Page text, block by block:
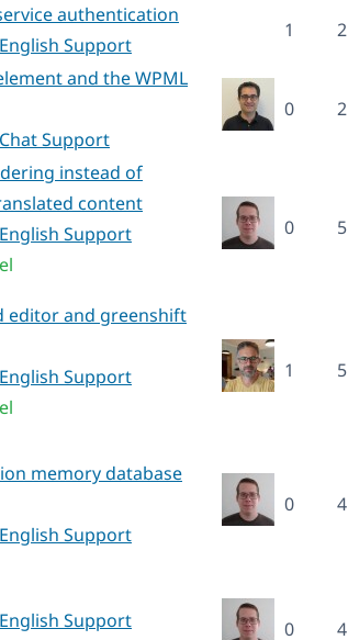
authentication
English Support
1 2
and the WPML
Chat Support
0 2
instead of
content
English Support
0 5
editor and greenshift
English Support
1 5
memory database
English Support
0 4
English Support
0 4